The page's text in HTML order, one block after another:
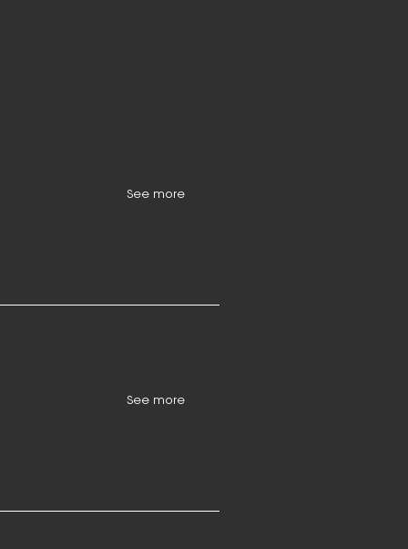
See more
See more